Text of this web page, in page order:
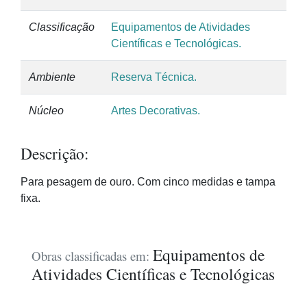
Classificação
Equipamentos de Atividades
Científicas e Tecnológicas.
Ambiente Reserva Técnica.
Núcleo Artes Decorativas.
Descrição:
Para pesagem de ouro. Com cinco medidas e tampa
fixa.
Obras classificadas em: Equipamentos de
Atividades Científicas e Tecnológicas